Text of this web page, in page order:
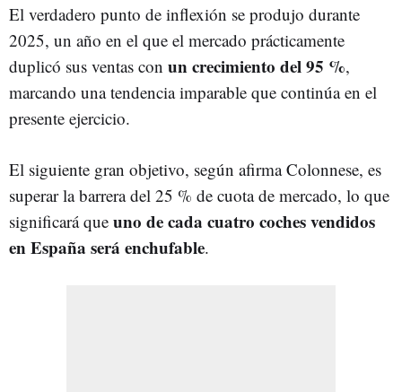
El verdadero punto de inflexión se produjo durante
2025, un año en el que el mercado prácticamente
duplicó sus ventas con un crecimiento del 95 %,
marcando una tendencia imparable que continúa en el
presente ejercicio.
El siguiente gran objetivo, según afirma Colonnese, es
superar la barrera del 25 % de cuota de mercado, lo que
significará que uno de cada cuatro coches vendidos
en España será enchufable.